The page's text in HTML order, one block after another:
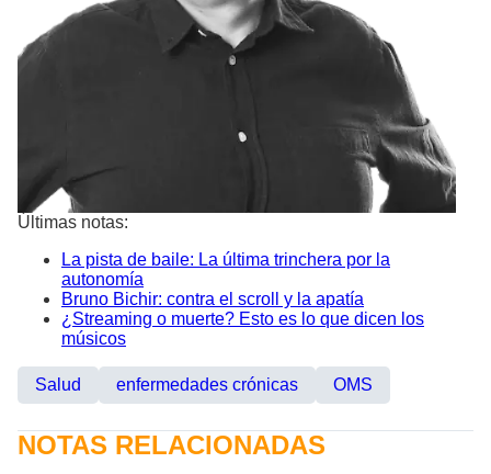
Últimas notas:
La pista de baile: La última trinchera por la
autonomía
Bruno Bichir: contra el scroll y la apatía
¿Streaming o muerte? Esto es lo que dicen los
músicos
Salud enfermedades crónicas OMS
NOTAS RELACIONADAS